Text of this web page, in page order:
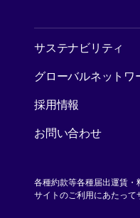
サステナビリティ
グローバルネットワ
採用情報
お問い合わせ
各種約款等各種届出運賃・
サイトのご利用にあたって